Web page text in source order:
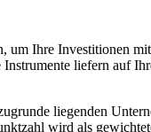
Ihre Investitionen
liefern auf
liegenden
wird als